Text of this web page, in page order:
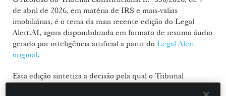
de abril de 2026, em matéria de IRS e mais-valias
imobiliárias, é o tema da mais recente edição do Legal
Alert.AI, agora disponibilizada em formato de resumo áudio
gerado por inteligência artificial a partir do Legal Alert
original.
Esta edição sintetiza a decisão pela qual o Tribunal